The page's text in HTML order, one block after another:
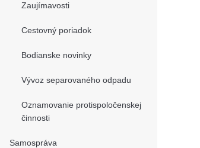
Zaujímavosti
Cestovný poriadok
Bodianske novinky
Vývoz separovaného odpadu
Oznamovanie protispoločenskej
činnosti
Samospráva